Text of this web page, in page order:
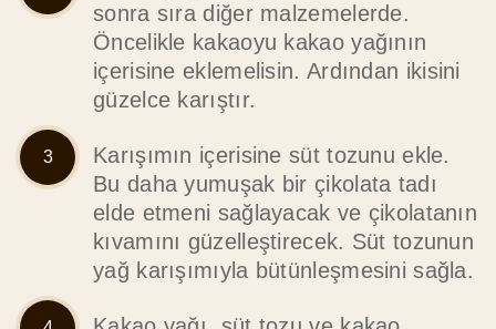
sonra sıra diğer malzemelerde.
Öncelikle kakaoyu kakao yağının
içerisine eklemelisin. Ardından ikisini
güzelce karıştır.
Karışımın içerisine süt tozunu ekle.
Bu daha yumuşak bir çikolata tadı
elde etmeni sağlayacak ve çikolatanın
kıvamını güzelleştirecek. Süt tozunun
yağ karışımıyla bütünleşmesini sağla.